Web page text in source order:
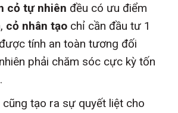
cỏ tự nhiên đều có ưu điểm
cỏ nhân tạo chỉ cần đầu tư 1
tính an toàn tương đối
phải chăm sóc cực kỳ tốn
cũng tạo ra sự quyết liệt cho